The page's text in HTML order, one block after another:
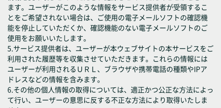
ます。ユーザーがこのような情報をサービス提供者が受領するこ
とをご希望されない場合は、ご使用の電子メールソフトの確認機
能を停止していただくか、確認機能のない電子メールソフトのご
使用をお願いいたします。
5.サービス提供者は、ユーザーが本ウェブサイトの本サービスをご
利用された履歴等を収集させていただきます。これらの情報には
ユーザーが利用されるＵＲＬ、ブラウザや携帯電話の種類やIPア
ドレスなどの情報を含みます。
6.その他の個人情報の取得については、適正かつ公正な方法によっ
て行い、ユーザーの意思に反する不正な方法により取得いたしま